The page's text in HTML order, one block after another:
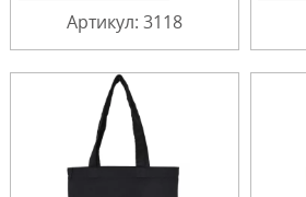
Артикул: 3118